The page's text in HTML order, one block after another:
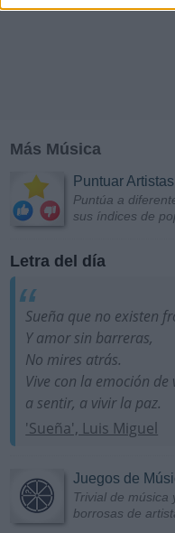
Más Música
Puntuar Artistas
Puntúa a
sus índices de
Letra del día
Sueña que no existen
Y amor sin barreras,
No mires atrás.
Vive con la emoción de
a sentir, a vivir la paz.
'Sueña', Luis Miguel
Juegos de
Trivial de música
borrosas de